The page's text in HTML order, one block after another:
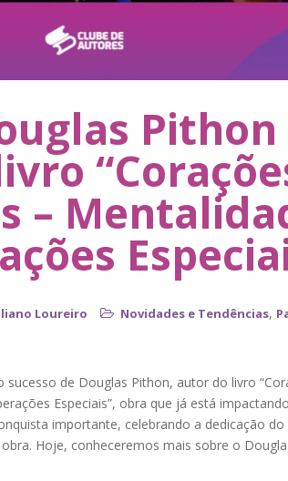
Pithon
–
Loureiro Novidades e Tendências,
sucesso de Douglas Pithon, autor do livro
Especiais”, obra que já está
importante, celebrando a dedicação
Hoje, conheceremos mais sobre o